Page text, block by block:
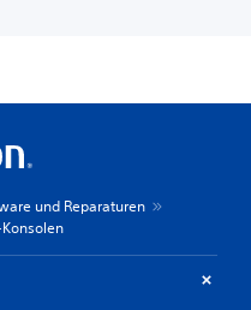
und Reparaturen